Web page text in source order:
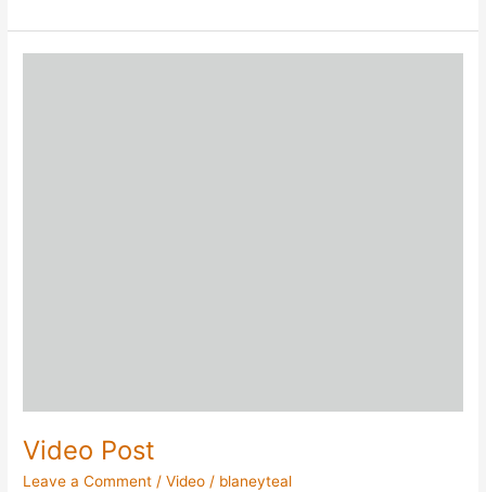
Video Post
Leave a Comment /Video / blaneyteal